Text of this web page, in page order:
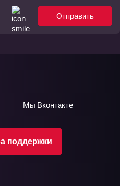
Отправить
поддержки
Мы Вконтакте